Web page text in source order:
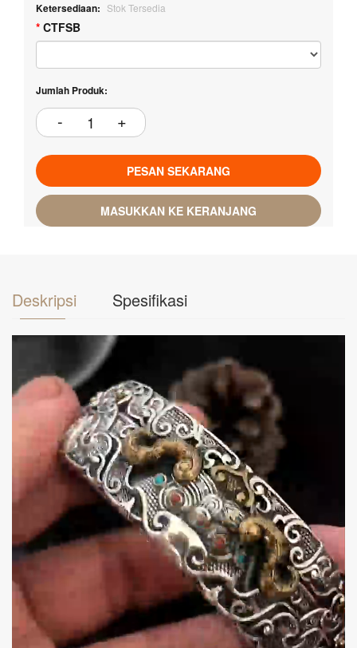
Ketersediaan: Stok Tersedia
CTFSB
Jumlah Produk:
PESAN SEKARANG
MASUKKAN KE KERANJANG
Deskripsi Spesifikasi